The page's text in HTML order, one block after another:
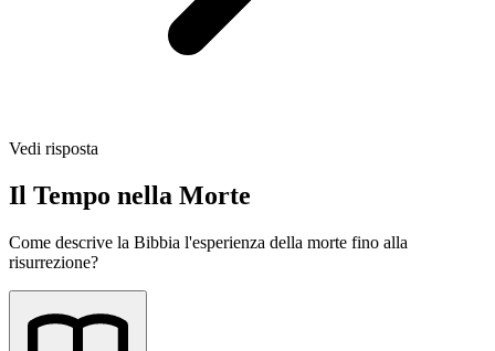
Vedi risposta
Il Tempo nella Morte
Come descrive la Bibbia l'esperienza della morte fino alla
risurrezione?